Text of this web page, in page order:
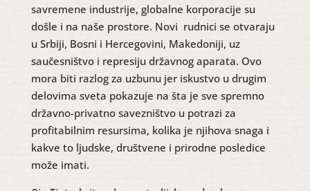
savremene industrije, globalne korporacije su
došle i na naše prostore. Novi rudnici se otvaraju
u Srbiji, Bosni i Hercegovini, Makedoniji, uz
saučesništvo i represiju državnog aparata. Ovo
mora biti razlog za uzbunu jer iskustvo u drugim
delovima sveta pokazuje na šta je sve spremno
državno-privatno savezništvo u potrazi za
profitabilnim resursima, kolika je njihova snaga i
kakve to ljudske, društvene i prirodne posledice
može imati.